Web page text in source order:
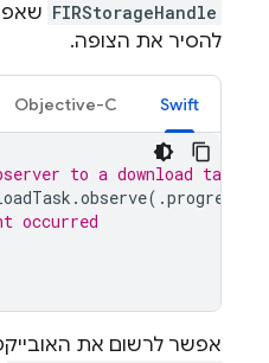
FIRStorageHandle
להסיר את הצופה.
Swift
Objective-C
to a download task
.observe(.progress
occurred
אפשר לרשום את